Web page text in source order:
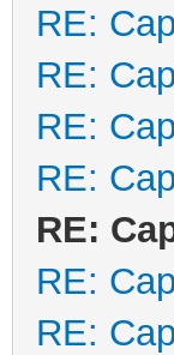
RE:
RE:
RE:
RE:
RE:
RE:
RE: